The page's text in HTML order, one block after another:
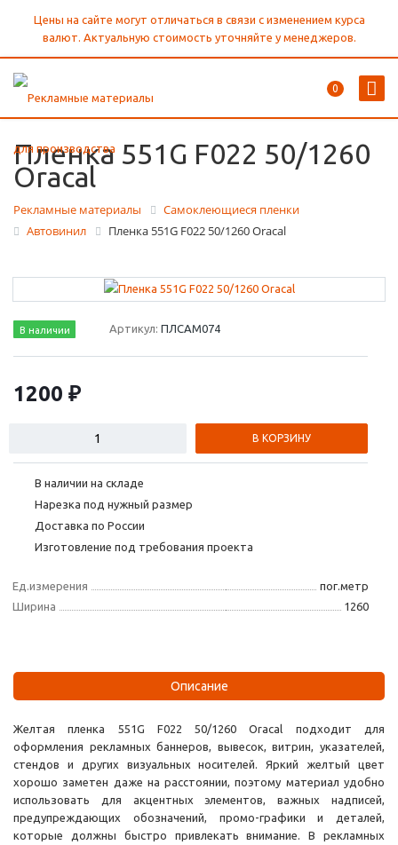
Цены на сайте могут отличаться в связи с изменением курса
валют. Актуальную стоимость уточняйте у менеджеров.
0
Пленка 551G F022 50/1260
Oracal
Рекламные материалы
Самоклеющиеся пленки
Автовинил
Пленка 551G F022 50/1260 Oracal
В наличии Артикул:ПЛСАМ074
1200 ₽
В КОРЗИНУ
В наличии на складе
Нарезка под нужный размер
Доставка по России
Изготовление под требования проекта
Ед.измерения
пог.метр
Ширина
1260
Описание
Желтая пленка 551G F022 50/1260 Oracal подходит для
оформления рекламных баннеров, вывесок, витрин, указателей,
стендов и других визуальных носителей. Яркий желтый цвет
хорошо заметен даже на расстоянии, поэтому материал удобно
использовать для акцентных элементов, важных надписей,
предупреждающих обозначений, промо-графики и деталей,
которые должны быстро привлекать внимание. В рекламных